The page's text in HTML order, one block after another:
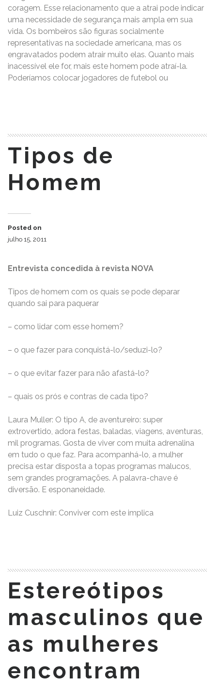
coragem. Esse relacionamento que a atrai pode indicar
uma necessidade de segurança mais ampla em sua
vida. Os bombeiros são figuras socialmente
representativas na sociedade americana, mas os
engravatados podem atrair muito elas. Quanto mais
inacessível ele for, mais este homem pode atraí-la.
Poderíamos colocar jogadores de futebol ou
Tipos de
Homem
Posted on
julho 15, 2011
Entrevista concedida à revista NOVA
Tipos de homem com os quais se pode deparar
quando sai para paquerar
– como lidar com esse homem?
– o que fazer para conquistá-lo/seduzi-lo?
– o que evitar fazer para não afastá-lo?
– quais os prós e contras de cada tipo?
Laura Muller: O tipo A, de aventureiro: super
extrovertido, adora festas, baladas, viagens, aventuras,
mil programas. Gosta de viver com muita adrenalina
em tudo o que faz. Para acompanhá-lo, a mulher
precisa estar disposta a topas programas malucos,
sem grandes programações. A palavra-chave é
diversão. E esponaneidade.
Luiz Cuschnir: Conviver com este implica
Estereótipos
masculinos que
as mulheres
encontram